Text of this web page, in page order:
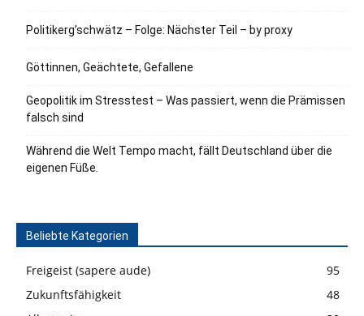
Politikerg’schwätz – Folge: Nächster Teil – by proxy
Göttinnen, Geächtete, Gefallene
Geopolitik im Stresstest – Was passiert, wenn die Prämissen
falsch sind
Während die Welt Tempo macht, fällt Deutschland über die
eigenen Füße.
Beliebte Kategorien
Freigeist (sapere aude)
95
Zukunftsfähigkeit
48